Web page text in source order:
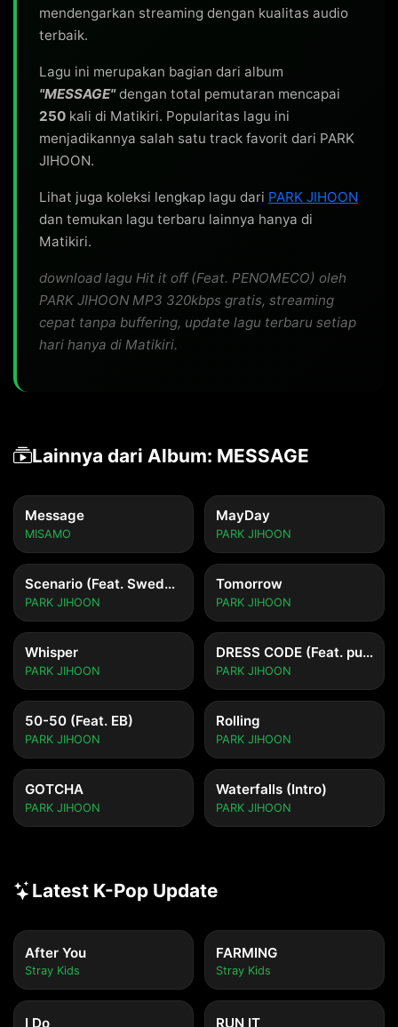
mendengarkan streaming dengan kualitas audio
terbaik.
Lagu ini merupakan bagian dari album
"MESSAGE"dengan total pemutaran mencapai
250 kali di Matikiri. Popularitas lagu ini
menjadikannya salah satu track favorit dari PARK
JIHOON.
Lihat juga koleksi lengkap lagu dari PARK JIHOON
dan temukan lagu terbaru lainnya hanya di
Matikiri.
download lagu Hit it off (Feat. PENOMECO) oleh
PARK JIHOON MP3 320kbps gratis, streaming
cepat tanpa buffering, update lagu terbaru setiap
hari hanya di Matikiri.
Lainnya dari Album: MESSAGE
Message
MISAMO
MayDay
PARK JIHOON
Scenario (Feat. Sweden Laundry)
PARK JIHOON
Tomorrow
PARK JIHOON
Whisper
PARK JIHOON
DRESS CODE (Feat. punchnello)
PARK JIHOON
50-50 (Feat. EB)
PARK JIHOON
Rolling
PARK JIHOON
GOTCHA
PARK JIHOON
Waterfalls (Intro)
PARK JIHOON
Latest K-Pop Update
After You
Stray Kids
FARMING
Stray Kids
I Do RUN IT